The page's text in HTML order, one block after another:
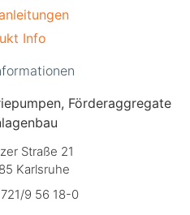
Info
Förderaggregate
Straße 21
Karlsruhe
9 56 18-0